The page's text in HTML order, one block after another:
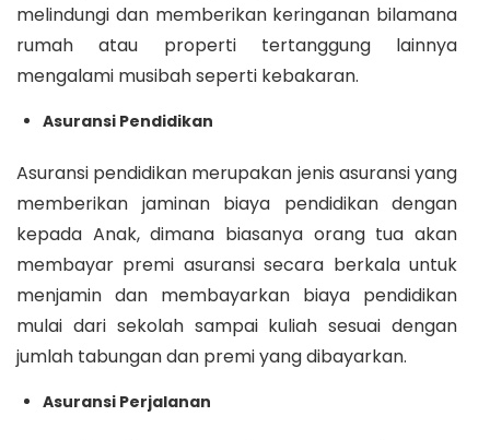
melindungi dan memberikan keringanan bilamana
rumah atau properti tertanggung lainnya
mengalami musibah seperti kebakaran.
Asuransi Pendidikan
Asuransi pendidikan merupakan jenis asuransi yang
memberikan jaminan biaya pendidikan dengan
kepada Anak, dimana biasanya orang tua akan
membayar premi asuransi secara berkala untuk
menjamin dan membayarkan biaya pendidikan
mulai dari sekolah sampai kuliah sesuai dengan
jumlah tabungan dan premi yang dibayarkan.
Asuransi Perjalanan